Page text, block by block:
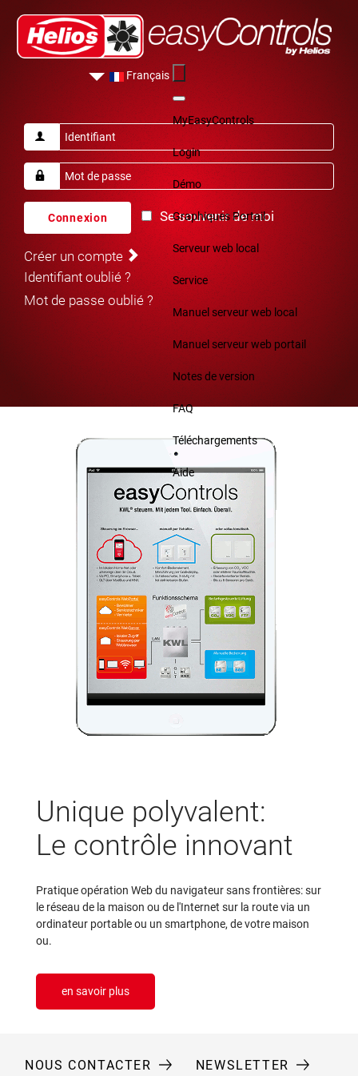
MyEasyControls
Login
Démo
Graphiques Portail
Serveur web local
Service
Manuel serveur web local
Manuel serveur web portail
Notes de version
FAQ
Téléchargements
Aide
Français
Connexion Se souvenir de moi
Créer un compte
Identifiant oublié ?
Mot de passe oublié ?
Unique polyvalent:
Le contrôle innovant
Pratique opération Web du navigateur sans frontières: sur
le réseau de la maison ou de l'Internet sur la route via un
ordinateur portable ou un smartphone, de votre maison
ou.
en savoir plus
NOUS CONTACTER NEWSLETTER